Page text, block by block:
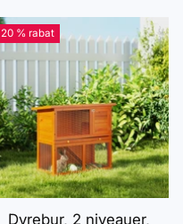
20 % rabat
Dyrebur, 2 niveauer,